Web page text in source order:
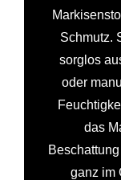
Schmutz.
sorglos
oder
das
ganz im